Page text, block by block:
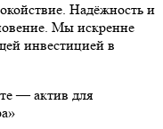
Надёжность и
Мы искренне
инвестицией в
— актив для